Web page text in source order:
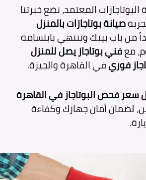
المعتمد، نضع خبرتنا
صيانة بوتاجازات بالمنزل
من باب بيتك وتنتهي بابتسامة
معفني بوتاجاز يصل للمنزل
فوريفي القاهرة والجيزة.
سعر فحص البوتاجاز في القاهرة
لضمان أمان جهازك وكفاءة